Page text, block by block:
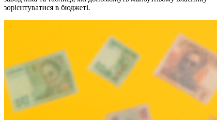
зорієнтуватися в бюджеті.